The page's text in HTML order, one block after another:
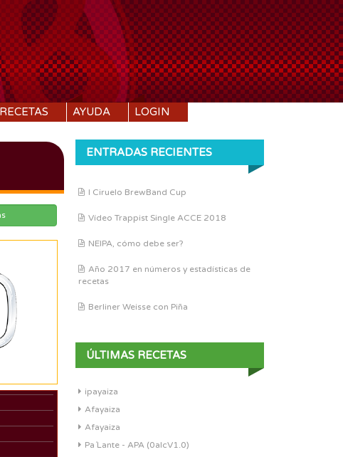
AYUDA LOGIN
ENTRADAS RECIENTES
I Ciruelo BrewBand Cup
Vídeo Trappist Single ACCE 2018
NEIPA, cómo debe ser?
Año 2017 en números y estadísticas de
recetas
Berliner Weisse con Piña
ÚLTIMAS RECETAS
ipayaiza
Afayaiza
Afayaiza
Pa´Lante - APA (0alcV1.0)